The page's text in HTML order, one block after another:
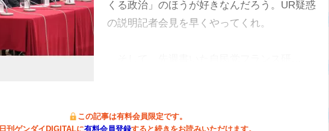
くる政治」のほうが好きなんだろう。UR疑惑
の説明記者会見を早くやってくれ。
この記事は有料会員限定です。
日刊ゲンダイDIGITALに有料会員登録すると続きをお読みいただけます。